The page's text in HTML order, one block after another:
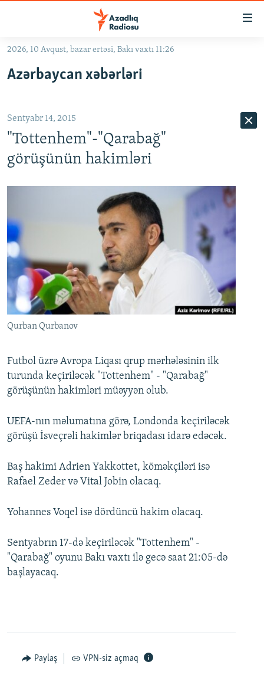
Əsas
qayıt
qayıt
Axtarışa
#ƏSLINDƏ
QANUNI DOĞRU
FOTOQALEREYA
İNFOQRAFIKA
KARIKATURA
RADIO ARXIV
OXU ZALI
AZƏRBAYCAN ƏDƏBIYYATI KITABXANASI
İSLAM VƏ DEMOKRATIYA
HAQQIMIZDA
MISSIYAMIZ
PEŞƏ ETIKASI VƏ JURNALISTIKA STANDARTLARIMIZ
BIZIMLƏ ƏLAQƏ
XƏBƏR BÜLLETENLƏRIMIZ
BIZI IZLƏ
2026, 10 Avqust, bazar ertəsi, Bakı vaxtı 11:26
Azərbaycan xəbərləri
Sentyabr 14, 2015
"Tottenhem"-"Qarabağ"
görüşünün hakimləri
Qurban Qurbanov
Futbol üzrə Avropa Liqası qrup mərhələsinin ilk
turunda keçiriləcək "Tottenhem" - "Qarabağ"
görüşünün hakimləri müəyyən olub.
UEFA-nın məlumatına görə, Londonda keçiriləcək
görüşü İsveçrəli hakimlər briqadası idarə edəcək.
Baş hakimi Adrien Yakkottet, köməkçiləri isə
Rafael Zeder və Vital Jobin olacaq.
Yohannes Voqel isə dördüncü hakim olacaq.
Sentyabrın 17-də keçiriləcək "Tottenhem" -
"Qarabağ" oyunu Bakı vaxtı ilə gecə saat 21:05-də
başlayacaq.
Paylaş VPN-siz açmaq